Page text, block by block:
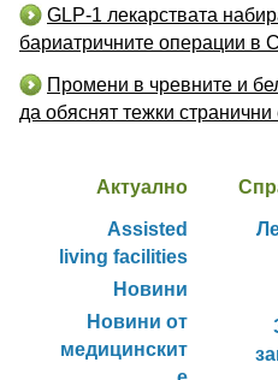
GLP-1 лекарствата
бариатричните операции в
Промени в чревните и
да обяснят тежки
Актуално
Assisted
living facilities
Новини
Новини от
медицинскит